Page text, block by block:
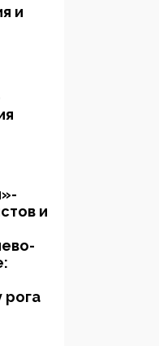
и
и
рога